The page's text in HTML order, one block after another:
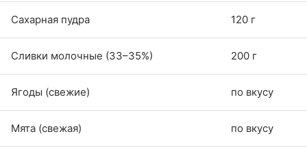
Сахарная пудра 120 г
Сливки молочные (33–35%) 200 г
Ягоды (свежие) по вкусу
Мята (свежая) по вкусу